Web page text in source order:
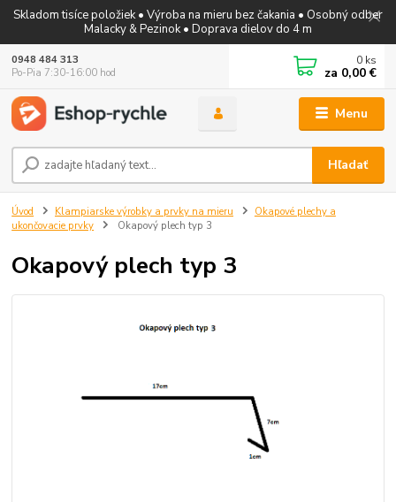
Skladom tisíce položiek • Výroba na mieru bez čakania • Osobný odber
Malacky & Pezinok • Doprava dielov do 4 m
Menu
Hľadať
0948 484 313
Po-Pia 7:30-16:00 hod
0 ks
za 0,00 €
Úvod Klampiarske výrobky a prvky na mieru
Okapové plechy a
ukončovacie prvky
Okapový plech typ 3
Okapový plech typ 3